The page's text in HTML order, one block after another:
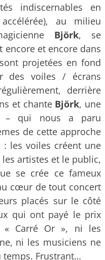
indiscernables en
au milieu
Björk, se
encore et encore dans
projetées en fond
des voiles / écrans
derrière
et chante Björk, une
– qui nous a paru
de cette approche
les voiles créent une
artistes et le public,
se crée ce fameux
cœur de tout concert
placés sur le côté
qui ont payé le prix
Carré Or », ni les
ni les musiciens ne
Frustrant…